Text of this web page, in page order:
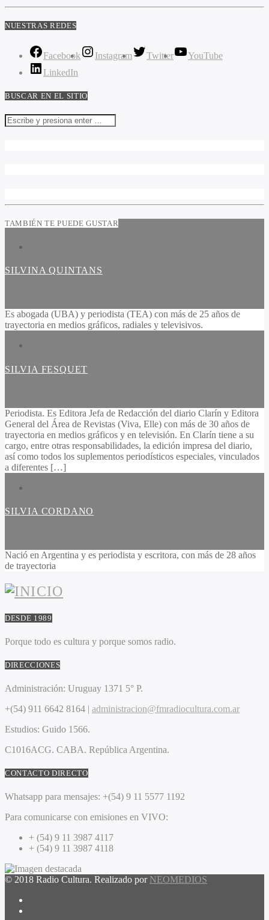
NUESTRAS REDES
Facebook Instagram Twitter
YouTube
LinkedIn
BUSCAR EN EL SITIO
TAMBIÉN TE PUEDE GUSTAR
SILVINA QUINTANS
Es abogada (UBA) y periodista (TEA) con más de 25 años de
trayectoria en medios gráficos, radiales y televisivos.
SILVIA FESQUET
Periodista. Es Editora Jefa de Redacción del diario Clarín y Editora
General del Área de Revistas (Viva, Elle) con más de 30 años de
trayectoria en medios gráficos y en televisión. En Clarín tiene a su
cargo, entre otras responsabilidades, la edición impresa del diario,
así como todos los suplementos periodísticos especiales, vinculados
a diferentes […]
SILVIA CORDANO
Nació en Argentina y es periodista y escritora, con más de 28 años
de trayectoria
DESDE 1989
Porque todo es cultura y porque somos radio.
DIRECCIONES
Administración: Uruguay 1371 5° P.
+(54) 911 6642 8164 | administracion@fmradiocultura.com.ar
Estudios: Guido 1566.
C1016ACG. CABA. República Argentina.
CONTACTO DIRECTO
Whatsapp para mensajes: +(54) 9 11 5577 1192
Para comunicarse con emisiones en VIVO:
+ (54) 9 11 3987 4117
+ (54) 9 11 3987 4118
© 2018 Radio Cultura. Realizado por NEOMEDIOS